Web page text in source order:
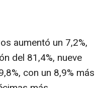
aumentó un 7,2%,
del 81,4%, nueve
con un 8,9% más